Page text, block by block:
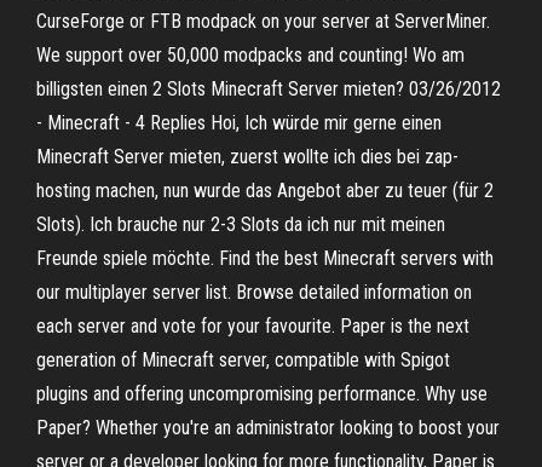
CurseForge or FTB modpack on your server at ServerMiner.
We support over 50,000 modpacks and counting! Wo am
billigsten einen 2 Slots Minecraft Server mieten? 03/26/2012
- Minecraft - 4 Replies Hoi, Ich würde mir gerne einen
Minecraft Server mieten, zuerst wollte ich dies bei zap-
hosting machen, nun wurde das Angebot aber zu teuer (für 2
Slots). Ich brauche nur 2-3 Slots da ich nur mit meinen
Freunde spiele möchte. Find the best Minecraft servers with
our multiplayer server list. Browse detailed information on
each server and vote for your favourite. Paper is the next
generation of Minecraft server, compatible with Spigot
plugins and offering uncompromising performance. Why use
Paper? Whether you're an administrator looking to boost your
server or a developer looking for more functionality, Paper is